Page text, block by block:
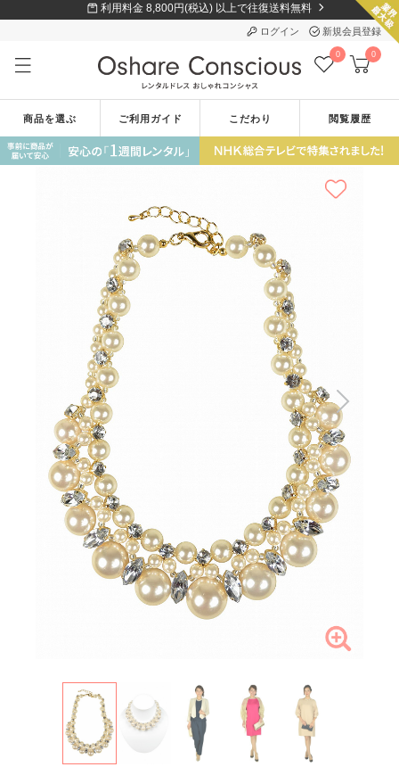
利用料金 8,800円(税込) 以上で往復送料無料
ログイン 新規会員登録
0 0
商品を選ぶ ご利用ガイド こだわり 閲覧履歴